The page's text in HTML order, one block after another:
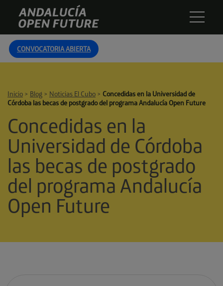
content
Andalucía
Open
Future
CONVOCATORIA ABIERTA
Inicio > Blog > Noticias El Cubo > Concedidas en la Universidad de
Córdoba las becas de postgrado del programa Andalucía Open Future
Concedidas en la
Universidad de Córdoba
las becas de postgrado
del programa Andalucía
Open Future